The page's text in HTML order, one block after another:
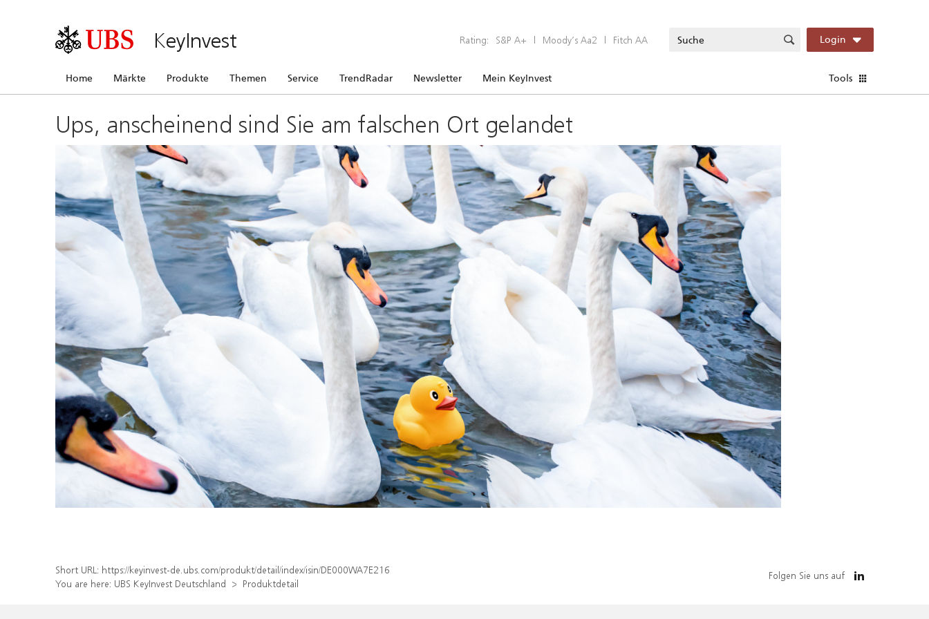
KeyInvest Rating: S&P A+ | Moody’s Aa2 | Fitch AA Login
Home Märkte Produkte Themen Service TrendRadar Newsletter Mein KeyInvest Tools
Ups, anscheinend sind Sie am falschen Ort gelandet
Short URL: https://keyinvest-de.ubs.com/produkt/detail/index/isin/DE000WA7E216
You are here: UBS KeyInvest Deutschland Produktdetail
Folgen Sie uns auf